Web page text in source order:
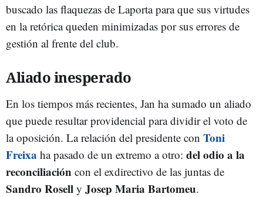
buscado las flaquezas de Laporta para que sus virtudes
en la retórica queden minimizadas por sus errores de
gestión al frente del club.
Aliado inesperado
En los tiempos más recientes, Jan ha sumado un aliado
que puede resultar providencial para dividir el voto de
la oposición. La relación del presidente con Toni
Freixa ha pasado de un extremo a otro: del odio a la
reconciliación con el exdirectivo de las juntas de
Sandro Rosell y Josep Maria Bartomeu.